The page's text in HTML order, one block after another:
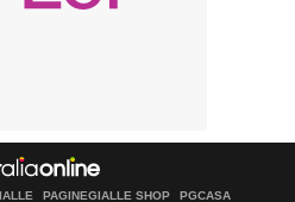
PAGINEGIALLE SHOP PGCASA